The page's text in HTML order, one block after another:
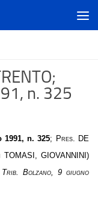
n. 325
1991, n. 325; Pres. DE
GIOVANNINI)
Bolzano, 9 giugno